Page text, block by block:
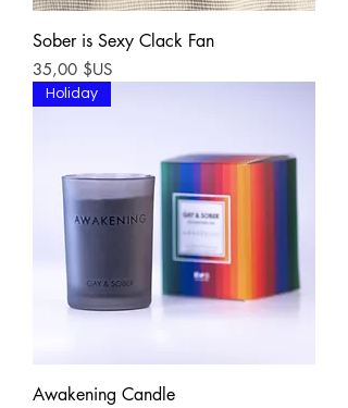
Sober is Sexy Clack Fan
Prix
35,00 $US
Holiday
Awakening Candle